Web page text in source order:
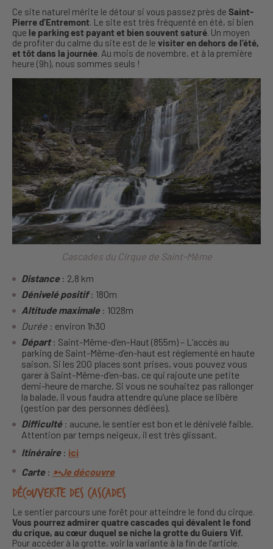
Ce site naturel mérite le détour si vous passez près de Saint-
Pierre d’Entremont. Le site est très fréquenté en été, si bien
que le parking est payant et bien souvent saturé. Un moyen
de profiter du calme du site est de le visiter en dehors de l’été,
et tôt dans la journée. Au mois de novembre, et à la première
heure (9h), nous sommes seuls !
Cascades du Cirque de Saint-Même
Distance: 2,8 km
Dénivelé positif: 180m
Altitude maximale: 1028m
Durée : environ 1h30
Départ: Saint-Même-d’en-Haut (855m) – L’accès au
parking de Saint-Même-d’en-haut est réglementé en haute
saison. Si les 200 places sont prises, vous pouvez vous
garer à Saint-Même-d’en-bas, ce qui rajoute une petite
demi-heure de marche. Si vous ne souhaitez pas rallonger
la balade, il vous faudra attendre qu’une place se libère
(gestion par des personnes dédiées).
Difficulté: aucune, le sentier est bon et le dénivelé faible.
Attention par temps neigeux, il est très glissant.
Itinéraire : ici
Carte: ➳Je découvre
Découverte des cascades
Le sentier parcours une forêt pour atteindre le fond du cirque.
Vous pourrez admirer quatre cascades qui dévalent le fond
du crique, au cœur duquel se niche la grotte du Guiers Vif.
Pour accéder à la grotte, voir la variante à la fin de l’article.